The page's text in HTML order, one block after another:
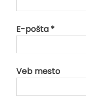
E-pošta *
Veb mesto